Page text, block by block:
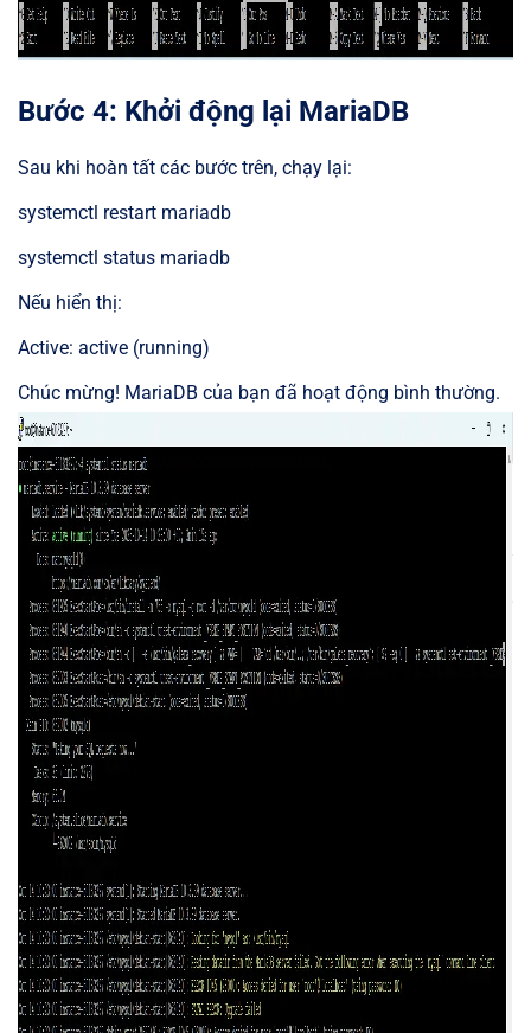
Bước 4: Khởi động lại MariaDB
Sau khi hoàn tất các bước trên, chạy lại:
systemctl restart mariadb
systemctl status mariadb
Nếu hiển thị:
Active: active (running)
Chúc mừng! MariaDB của bạn đã hoạt động bình thường.